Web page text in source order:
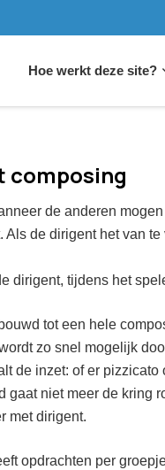
Hoe werkt deze site?
composing
de anderen
de dirigent het van
dirigent, tijdens het
tot een hele
zo snel mogelijk
de inzet: of er
niet meer de kring
met dirigent.
opdrachten per